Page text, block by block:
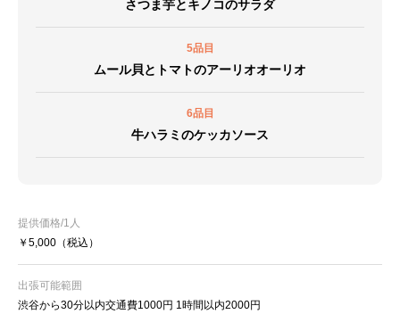
さつま芋とキノコのサラダ
5品目
ムール貝とトマトのアーリオオーリオ
6品目
牛ハラミのケッカソース
提供価格/1人
￥5,000 （税込）
出張可能範囲
渋谷から30分以内交通費1000円 1時間以内2000円